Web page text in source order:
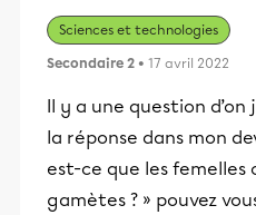
Sciences et technologies
Secondaire 2 • 17 avril 2022
Il y a une question d’on
la réponse dans mon
est-ce que les femelles
gamètes ? » pouvez